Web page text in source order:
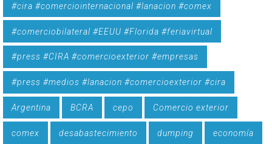
#cira #comerciointernacional #lanacion #comex
#comerciobilateral #EEUU #Florida #feriavirtual
#press #CIRA #comercioexterior #empresas
#press #medios #lanacion #comercioexterior #cira
Argentina BCRA cepo Comercio exterior
comex desabastecimiento dumping economía